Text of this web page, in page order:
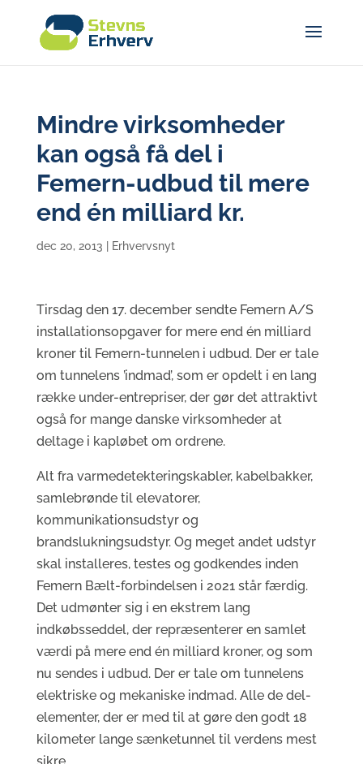
Mindre virksomheder
kan også få del i
Femern-udbud til mere
end én milliard kr.
dec 20, 2013 Erhvervsnyt
Tirsdag den 17. december sendte Femern A/S
installationsopgaver for mere end én milliard
kroner til Femern-tunnelen i udbud. Der er tale
om tunnelens ’indmad’, som er opdelt i en lang
række under-entrepriser, der gør det attraktivt
også for mange danske virksomheder at
deltage i kapløbet om ordrene.
Alt fra varmedetekteringskabler, kabelbakker,
samlebrønde til elevatorer,
kommunikationsudstyr og
brandslukningsudstyr. Og meget andet udstyr
skal installeres, testes og godkendes inden
Femern Bælt-forbindelsen i 2021 står færdig.
Det udmønter sig i en ekstrem lang
indkøbsseddel, der repræsenterer en samlet
værdi på mere end én milliard kroner, og som
nu sendes i udbud. Der er tale om tunnelens
elektriske og mekaniske indmad. Alle de del-
elementer, der er med til at gøre den godt 18
kilometer lange sænketunnel til verdens mest